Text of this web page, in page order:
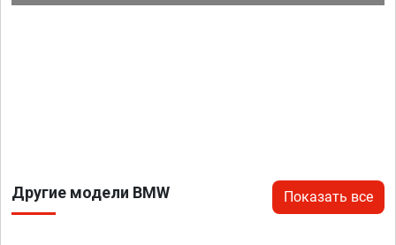
Другие модели BMW Показать все